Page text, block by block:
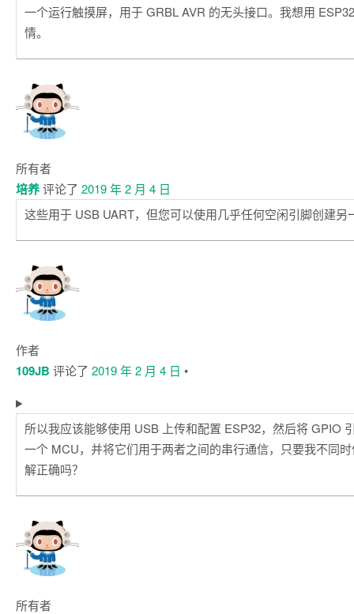
一个运行触摸屏，用于 GRBL AVR 的无头接口。我想用
情。
所有者
培养评论了 2019 年 2 月 4 日
这些用于 USB UART，但您可以使用几乎任何空闲引脚创建另
作者
109JB 评论了 2019 年 2 月 4 日 •
所以我应该能够使用 USB 上传和配置 ESP32，然后将 GPIO
一个 MCU，并将它们用于两者之间的串行通信，只要我不同
解正确吗？
所有者